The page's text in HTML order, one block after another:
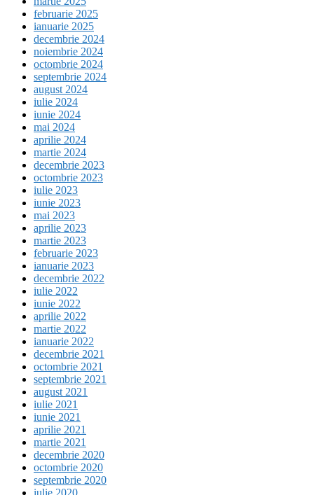
februarie 2025
ianuarie 2025
decembrie 2024
noiembrie 2024
octombrie 2024
septembrie 2024
august 2024
iulie 2024
iunie 2024
mai 2024
aprilie 2024
martie 2024
decembrie 2023
octombrie 2023
iulie 2023
iunie 2023
mai 2023
aprilie 2023
martie 2023
februarie 2023
ianuarie 2023
decembrie 2022
iulie 2022
iunie 2022
aprilie 2022
martie 2022
ianuarie 2022
decembrie 2021
octombrie 2021
septembrie 2021
august 2021
iulie 2021
iunie 2021
aprilie 2021
martie 2021
decembrie 2020
octombrie 2020
septembrie 2020
iulie 2020